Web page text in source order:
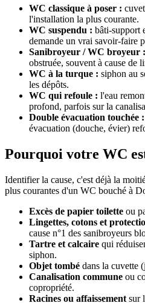
WC classique à poser :
l'installation la plus courante.
WC suspendu : bâti-support
demande un vrai savoir-faire
Sanibroyeur / WC broyeur :
obstruée, souvent à cause de
WC à la turque : siphon au
les dépôts.
WC qui refoule : l'eau
profond, parfois sur la
Double évacuation touchée :
évacuation (douche, évier)
Pourquoi votre WC
Identifier la cause, c'est déjà la
plus courantes d'un WC bouché à
Excès de papier toilette ou
Lingettes, cotons et
cause n°1 des sanibroyeurs
Tartre et calcaire qui
siphon.
Objet tombé dans la cuvette
Canalisation commune ou
copropriété.
Racines ou affaissement sur